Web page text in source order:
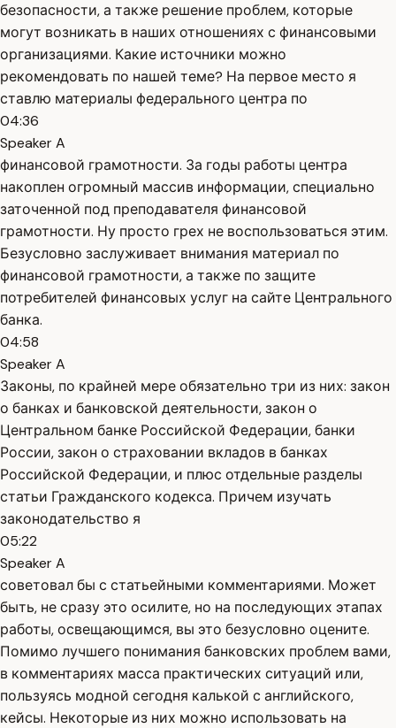
безопасности, а также решение проблем, которые
могут возникать в наших отношениях с финансовыми
организациями. Какие источники можно
рекомендовать по нашей теме? На первое место я
ставлю материалы федерального центра по
04:36
Speaker A
финансовой грамотности. За годы работы центра
накоплен огромный массив информации, специально
заточенной под преподавателя финансовой
грамотности. Ну просто грех не воспользоваться этим.
Безусловно заслуживает внимания материал по
финансовой грамотности, а также по защите
потребителей финансовых услуг на сайте Центрального
банка.
04:58
Speaker A
Законы, по крайней мере обязательно три из них: закон
о банках и банковской деятельности, закон о
Центральном банке Российской Федерации, банки
России, закон о страховании вкладов в банках
Российской Федерации, и плюс отдельные разделы
статьи Гражданского кодекса. Причем изучать
законодательство я
05:22
Speaker A
советовал бы с статьейными комментариями. Может
быть, не сразу это осилите, но на последующих этапах
работы, освещающимся, вы это безусловно оцените.
Помимо лучшего понимания банковских проблем вами,
в комментариях масса практических ситуаций или,
пользуясь модной сегодня калькой с английского,
кейсы. Некоторые из них можно использовать на